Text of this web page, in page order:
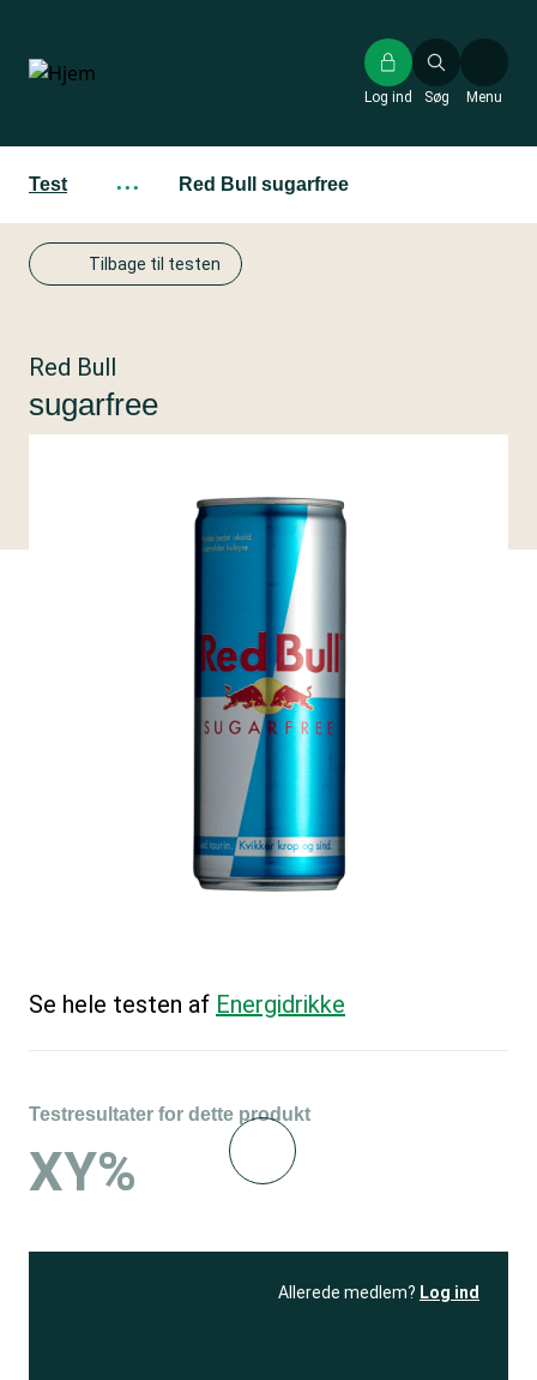
hovedindhold
Søg
Log ind Menu
Test ··· Red Bull sugarfree
Tilbage til testen
Red Bull
sugarfree
Se hele testen af Energidrikke
Testresultater for dette produkt
XY%
Allerede medlem? Log ind